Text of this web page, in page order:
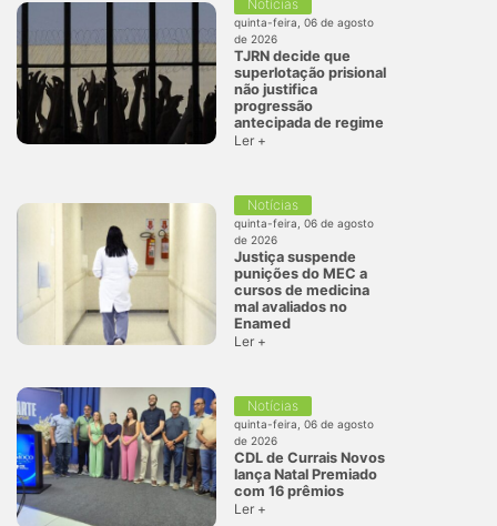
Notícias
quinta-feira, 06 de agosto
de 2026
TJRN decide que
superlotação prisional
não justifica
progressão
antecipada de regime
Ler +
Notícias
quinta-feira, 06 de agosto
de 2026
Justiça suspende
punições do MEC a
cursos de medicina
mal avaliados no
Enamed
Ler +
Notícias
quinta-feira, 06 de agosto
de 2026
CDL de Currais Novos
lança Natal Premiado
com 16 prêmios
Ler +